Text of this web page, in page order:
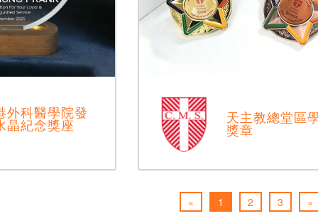
外科醫學院發
晶紀念獎座 天主教總堂區
獎章
« 1 2 3 »